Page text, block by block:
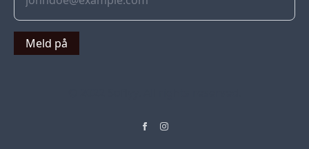
Meld på